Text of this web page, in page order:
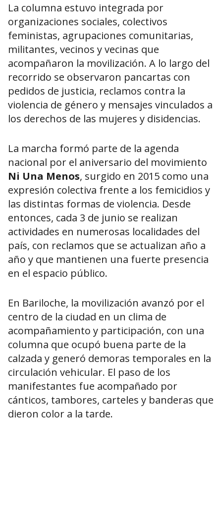
La columna estuvo integrada por
organizaciones sociales, colectivos
feministas, agrupaciones comunitarias,
militantes, vecinos y vecinas que
acompañaron la movilización. A lo largo del
recorrido se observaron pancartas con
pedidos de justicia, reclamos contra la
violencia de género y mensajes vinculados a
los derechos de las mujeres y disidencias.
La marcha formó parte de la agenda
nacional por el aniversario del movimiento
Ni Una Menos, surgido en 2015 como una
expresión colectiva frente a los femicidios y
las distintas formas de violencia. Desde
entonces, cada 3 de junio se realizan
actividades en numerosas localidades del
país, con reclamos que se actualizan año a
año y que mantienen una fuerte presencia
en el espacio público.
En Bariloche, la movilización avanzó por el
centro de la ciudad en un clima de
acompañamiento y participación, con una
columna que ocupó buena parte de la
calzada y generó demoras temporales en la
circulación vehicular. El paso de los
manifestantes fue acompañado por
cánticos, tambores, carteles y banderas que
dieron color a la tarde.